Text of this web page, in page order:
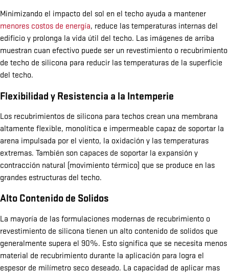
Minimizando el impacto del sol en el techo ayuda a mantener
menores costos de energía, reduce las temperaturas internas del
edificio y prolonga la vida útil del techo. Las imágenes de arriba
muestran cuan efectivo puede ser un revestimiento o recubrimiento
de techo de silicona para reducir las temperaturas de la superficie
del techo.
Flexibilidad y Resistencia a la Intemperie
Los recubrimientos de silicona para techos crean una membrana
altamente flexible, monolítica e impermeable capaz de soportar la
arena impulsada por el viento, la oxidación y las temperaturas
extremas. También son capaces de soportar la expansión y
contracción natural (movimiento térmico) que se produce en las
grandes estructuras del techo.
Alto Contenido de Solidos
La mayoría de las formulaciones modernas de recubrimiento o
revestimiento de silicona tienen un alto contenido de solidos que
generalmente supera el 90%. Esto significa que se necesita menos
material de recubrimiento durante la aplicación para logra el
espesor de milímetro seco deseado. La capacidad de aplicar mas